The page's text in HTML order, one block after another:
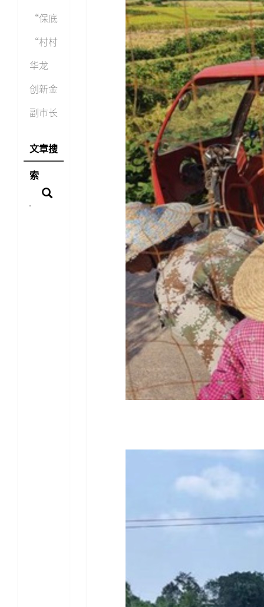
总
农村电
商加装
新
“村村
旺”抗
疫保供
有
报：
430余
吨农产
品上
“保底
收购＋
百万贷
款”
村村
“村村
旺”：
抗疫保
供有电
华龙
网：
“村村
手美菜
网
创新金
融产品
村村旺
解
副市长
考察
“村村
旺”农
文章搜
索